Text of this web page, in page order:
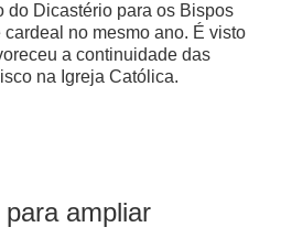
do Dicastério para os Bispos
no mesmo ano. É visto
a continuidade das
na Igreja Católica.
ampliar